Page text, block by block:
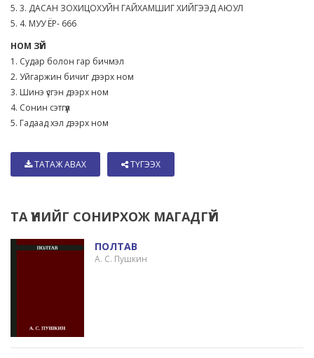
5. 3. ДАСАН ЗОХИЦОХУЙН ГАЙХАМШИГ ХИЙГЭЭД АЮУЛ
5. 4. МУУ ЁР- 666
НОМ ЗҮЙ
1. Судар болон гар бичмэл
2. Уйгаржин бичиг дээрх ном
3. Шинэ үсгэн дээрх ном
4. Сонин сэтгүүл
5. Гадаад хэл дээрх ном
ТАТАЖ АВАХ ТҮГЭЭХ
ТА ҮҮНИЙГ СОНИРХОЖ МАГАДГҮЙ
ПОЛТАВ
А. С. Пушкин